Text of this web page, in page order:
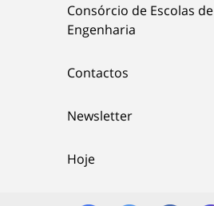
Consórcio de Escolas de
Engenharia
Contactos
Newsletter
Hoje